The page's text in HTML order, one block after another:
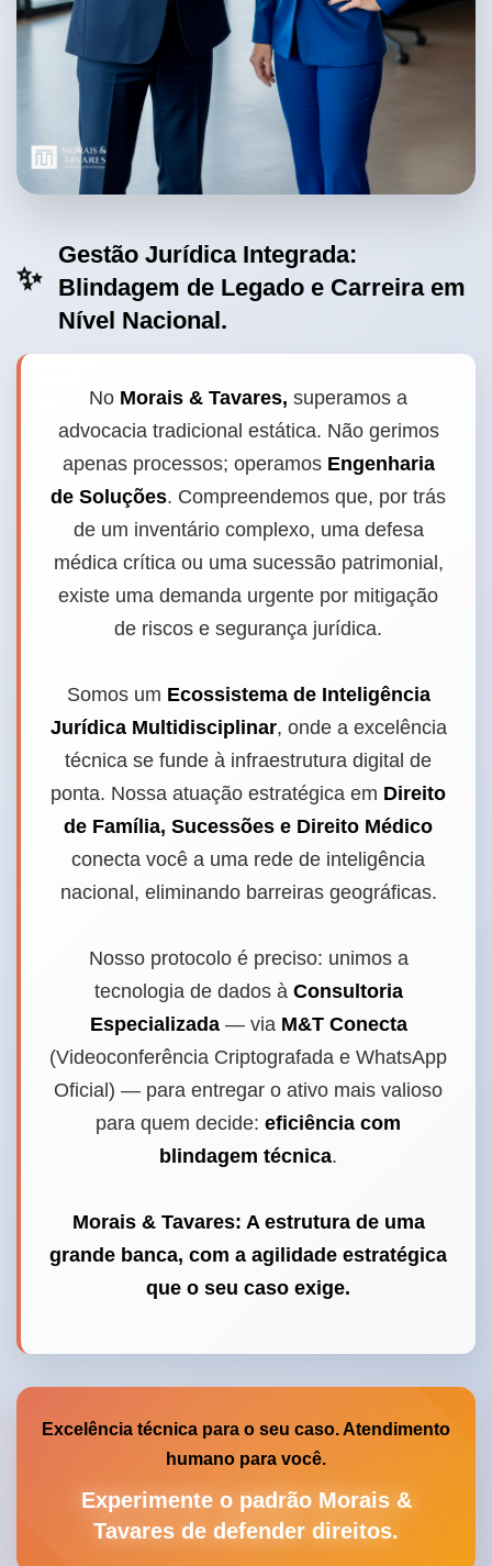
✨
Gestão Jurídica Integrada:
Blindagem de Legado e Carreira em
Nível Nacional.
No Morais & Tavares, superamos a
advocacia tradicional estática. Não gerimos
apenas processos; operamos Engenharia
de Soluções. Compreendemos que, por trás
de um inventário complexo, uma defesa
médica crítica ou uma sucessão patrimonial,
existe uma demanda urgente por mitigação
de riscos e segurança jurídica.
Somos um Ecossistema de Inteligência
Jurídica Multidisciplinar, onde a excelência
técnica se funde à infraestrutura digital de
ponta. Nossa atuação estratégica em Direito
de Família, Sucessões e Direito Médico
conecta você a uma rede de inteligência
nacional, eliminando barreiras geográficas.
Nosso protocolo é preciso: unimos a
tecnologia de dados à Consultoria
Especializada— via M&T Conecta
(Videoconferência Criptografada e WhatsApp
Oficial) — para entregar o ativo mais valioso
para quem decide: eficiência com
blindagem técnica.
Morais & Tavares: A estrutura de uma
grande banca, com a agilidade estratégica
que o seu caso exige.
Excelência técnica para o seu caso. Atendimento
humano para você.
Experimente o padrão Morais &
Tavares de defender direitos.